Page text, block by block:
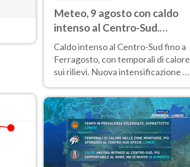
Meteo, 9 agosto con caldo
intenso al Centro-Sud.
Temporali sui rilievi
Caldo intenso al Centro-Sud fino a
Ferragosto, con temporali di calore
sui rilievi. Nuova intensificazione la
verso i 40 °C.